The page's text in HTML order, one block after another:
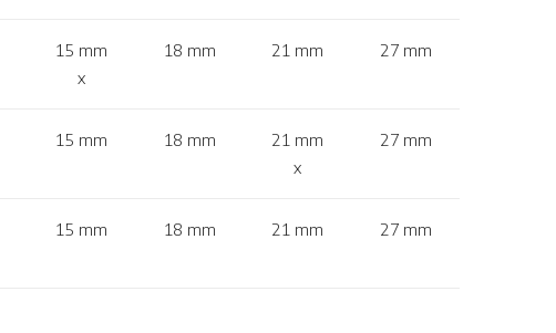
15 mm
x
18 mm 21 mm 27 mm
15 mm 18 mm
21 mm
x
27 mm
15 mm 18 mm 21 mm 27 mm